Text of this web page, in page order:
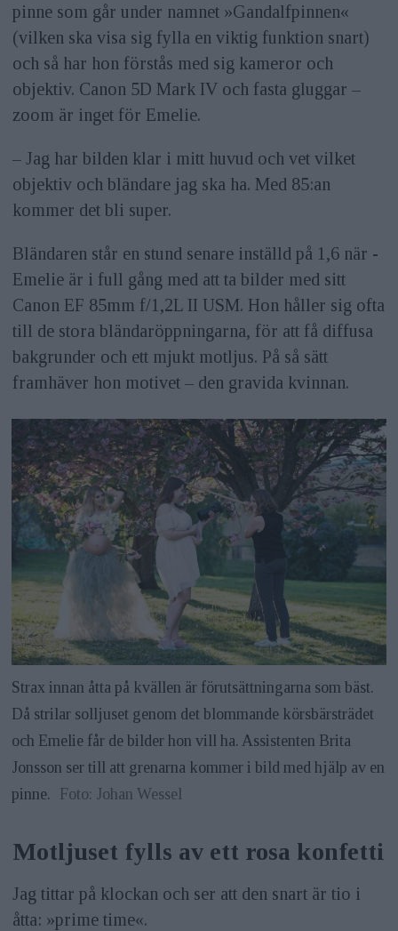
pinne som går under namnet »Gandalfpinnen«
(vilken ska visa sig fylla en viktig funktion snart)
och så har hon förstås med sig kameror och
objektiv. Canon 5D Mark IV och fasta gluggar –
zoom är inget för Emelie.
– Jag har bilden klar i mitt huvud och vet vilket
objektiv och bländare jag ska ha. Med 85:an
kommer det bli super.
Bländaren står en stund senare inställd på 1,6 när ­
Emelie är i full gång med att ta bilder med sitt
Canon EF 85mm f/1,2L II USM. Hon håller sig ofta
till de stora bländar­öppningarna, för att få diffusa
bakgrunder och ett mjukt motljus. På så sätt
framhäver hon motivet – den gravida kvinnan.
Strax innan åtta på kvällen är förutsättningarna som bäst.
Då strilar solljuset genom det blommande körsbärsträdet
och Emelie får de bilder hon vill ha. Assistenten Brita
Jonsson ser till att grenarna kommer i bild med hjälp av en
pinne. Foto: Johan Wessel
Motljuset fylls av ett rosa konfetti
Jag tittar på klockan och ser att den snart är tio i
åtta: »prime time«.